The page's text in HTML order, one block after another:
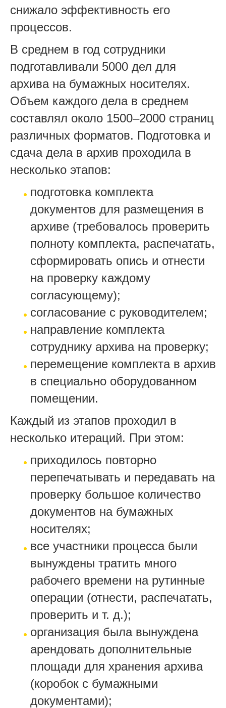
снижало эффективность его
процессов.
В среднем в год сотрудники
подготавливали 5000 дел для
архива на бумажных носителях.
Объем каждого дела в среднем
составлял около 1500–2000 страниц
различных форматов. Подготовка и
сдача дела в архив проходила в
несколько этапов:
подготовка комплекта
документов для размещения в
архиве (требовалось проверить
полноту комплекта, распечатать,
сформировать опись и отнести
на проверку каждому
согласующему);
согласование с руководителем;
направление комплекта
сотруднику архива на проверку;
перемещение комплекта в архив
в специально оборудованном
помещении.
Каждый из этапов проходил в
несколько итераций. При этом:
приходилось повторно
перепечатывать и передавать на
проверку большое количество
документов на бумажных
носителях;
все участники процесса были
вынуждены тратить много
рабочего времени на рутинные
операции (отнести, распечатать,
проверить и т. д.);
организация была вынуждена
арендовать дополнительные
площади для хранения архива
(коробок с бумажными
документами);